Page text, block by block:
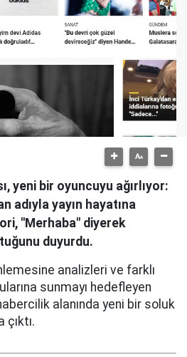
yeni bir oyuncuyu ağırlıyor:
adıyla yayın hayatına
"Merhaba" diyerek
duyurdu.
analizleri ve farklı
sunmayı hedefleyen
alanında yeni bir soluk